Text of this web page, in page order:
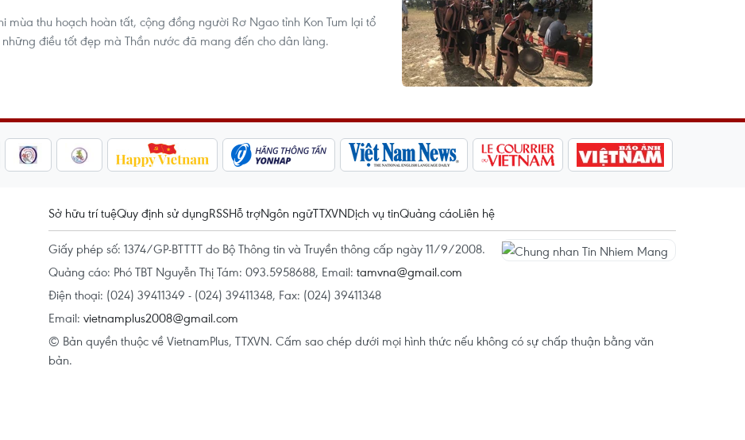
mùa thu hoạch hoàn tất, cộng đồng người Rơ Ngao tỉnh Kon Tum lại tổ
điều tốt đẹp mà Thần nước đã mang đến cho dân làng.
Sở hữu trí tuệQuy định sử dụngRSSHỗ trợNgôn ngữTTXVNDịch vụ tinQuảng cáoLiên hệ
Giấy phép số: 1374/GP-BTTTT do Bộ Thông tin và Truyền thông cấp ngày 11/9/2008.
Quảng cáo: Phó TBT Nguyễn Thị Tám: 093.5958688, Email: tamvna@gmail.com
Điện thoại: (024) 39411349 - (024) 39411348, Fax: (024) 39411348
Email: vietnamplus2008@gmail.com
© Bản quyền thuộc về VietnamPlus, TTXVN. Cấm sao chép dưới mọi hình thức nếu không có sự chấp thuận bằng văn
bản.